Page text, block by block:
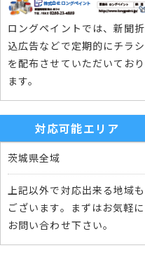
ロングペイントでは、新聞折
込広告などで定期的にチラシ
を配布させていただいており
ます。
対応可能エリア
茨城県全域
上記以外で対応出来る地域も
ございます。まずはお気軽に
お問い合わせ下さい。